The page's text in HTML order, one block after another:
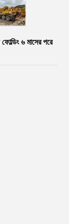
৬ মাসের পরে